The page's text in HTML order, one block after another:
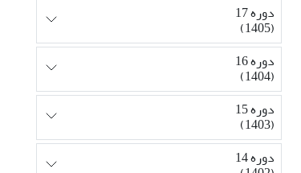
دوره 17
(1405)
دوره 16
(1404)
دوره 15
(1403)
دوره 14